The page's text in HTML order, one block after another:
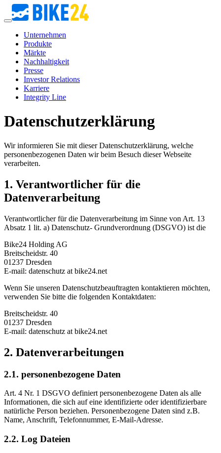
Unternehmen
Produkte
Märkte
Nachhaltigkeit
Presse
Investor Relations
Karriere
Integrity Line
Datenschutzerklärung
Wir informieren Sie mit dieser Datenschutzerklärung, welche
personenbezogenen Daten wir beim Besuch dieser Webseite
verarbeiten.
1. Verantwortlicher für die
Datenverarbeitung
Verantwortlicher für die Datenverarbeitung im Sinne von Art. 13
Absatz 1 lit. a) Datenschutz- Grundverordnung (DSGVO) ist die
Bike24 Holding AG
Breitscheidstr. 40
01237 Dresden
E-mail: datenschutz at bike24.net
Wenn Sie unseren Datenschutzbeauftragten kontaktieren möchten,
verwenden Sie bitte die folgenden Kontaktdaten:
Breitscheidstr. 40
01237 Dresden
E-mail: datenschutz at bike24.net
2. Datenverarbeitungen
2.1. personenbezogene Daten
Art. 4 Nr. 1 DSGVO definiert personenbezogene Daten als alle
Informationen, die sich auf eine identifizierte oder identifizierbare
natürliche Person beziehen. Personenbezogene Daten sind z.B.
Name, Anschrift, Telefonnummer, E-Mail-Adresse.
2.2. Log Dateien